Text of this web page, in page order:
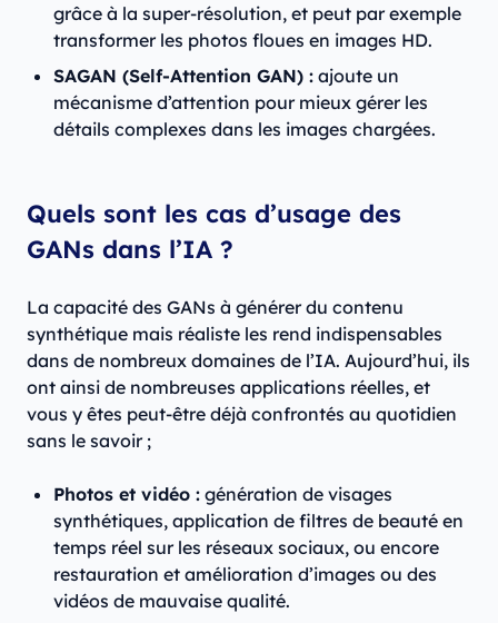
grâce à la super-résolution, et peut par exemple
transformer les photos floues en images HD.
SAGAN (Self-Attention GAN) : ajoute un
mécanisme d’attention pour mieux gérer les
détails complexes dans les images chargées.
Quels sont les cas d’usage des
GANs dans l’IA ?
La capacité des GANs à générer du contenu
synthétique mais réaliste les rend indispensables
dans de nombreux domaines de l’IA. Aujourd’hui, ils
ont ainsi de nombreuses applications réelles, et
vous y êtes peut-être déjà confrontés au quotidien
sans le savoir ;
Photos et vidéo : génération de visages
synthétiques, application de filtres de beauté en
temps réel sur les réseaux sociaux, ou encore
restauration et amélioration d’images ou des
vidéos de mauvaise qualité.